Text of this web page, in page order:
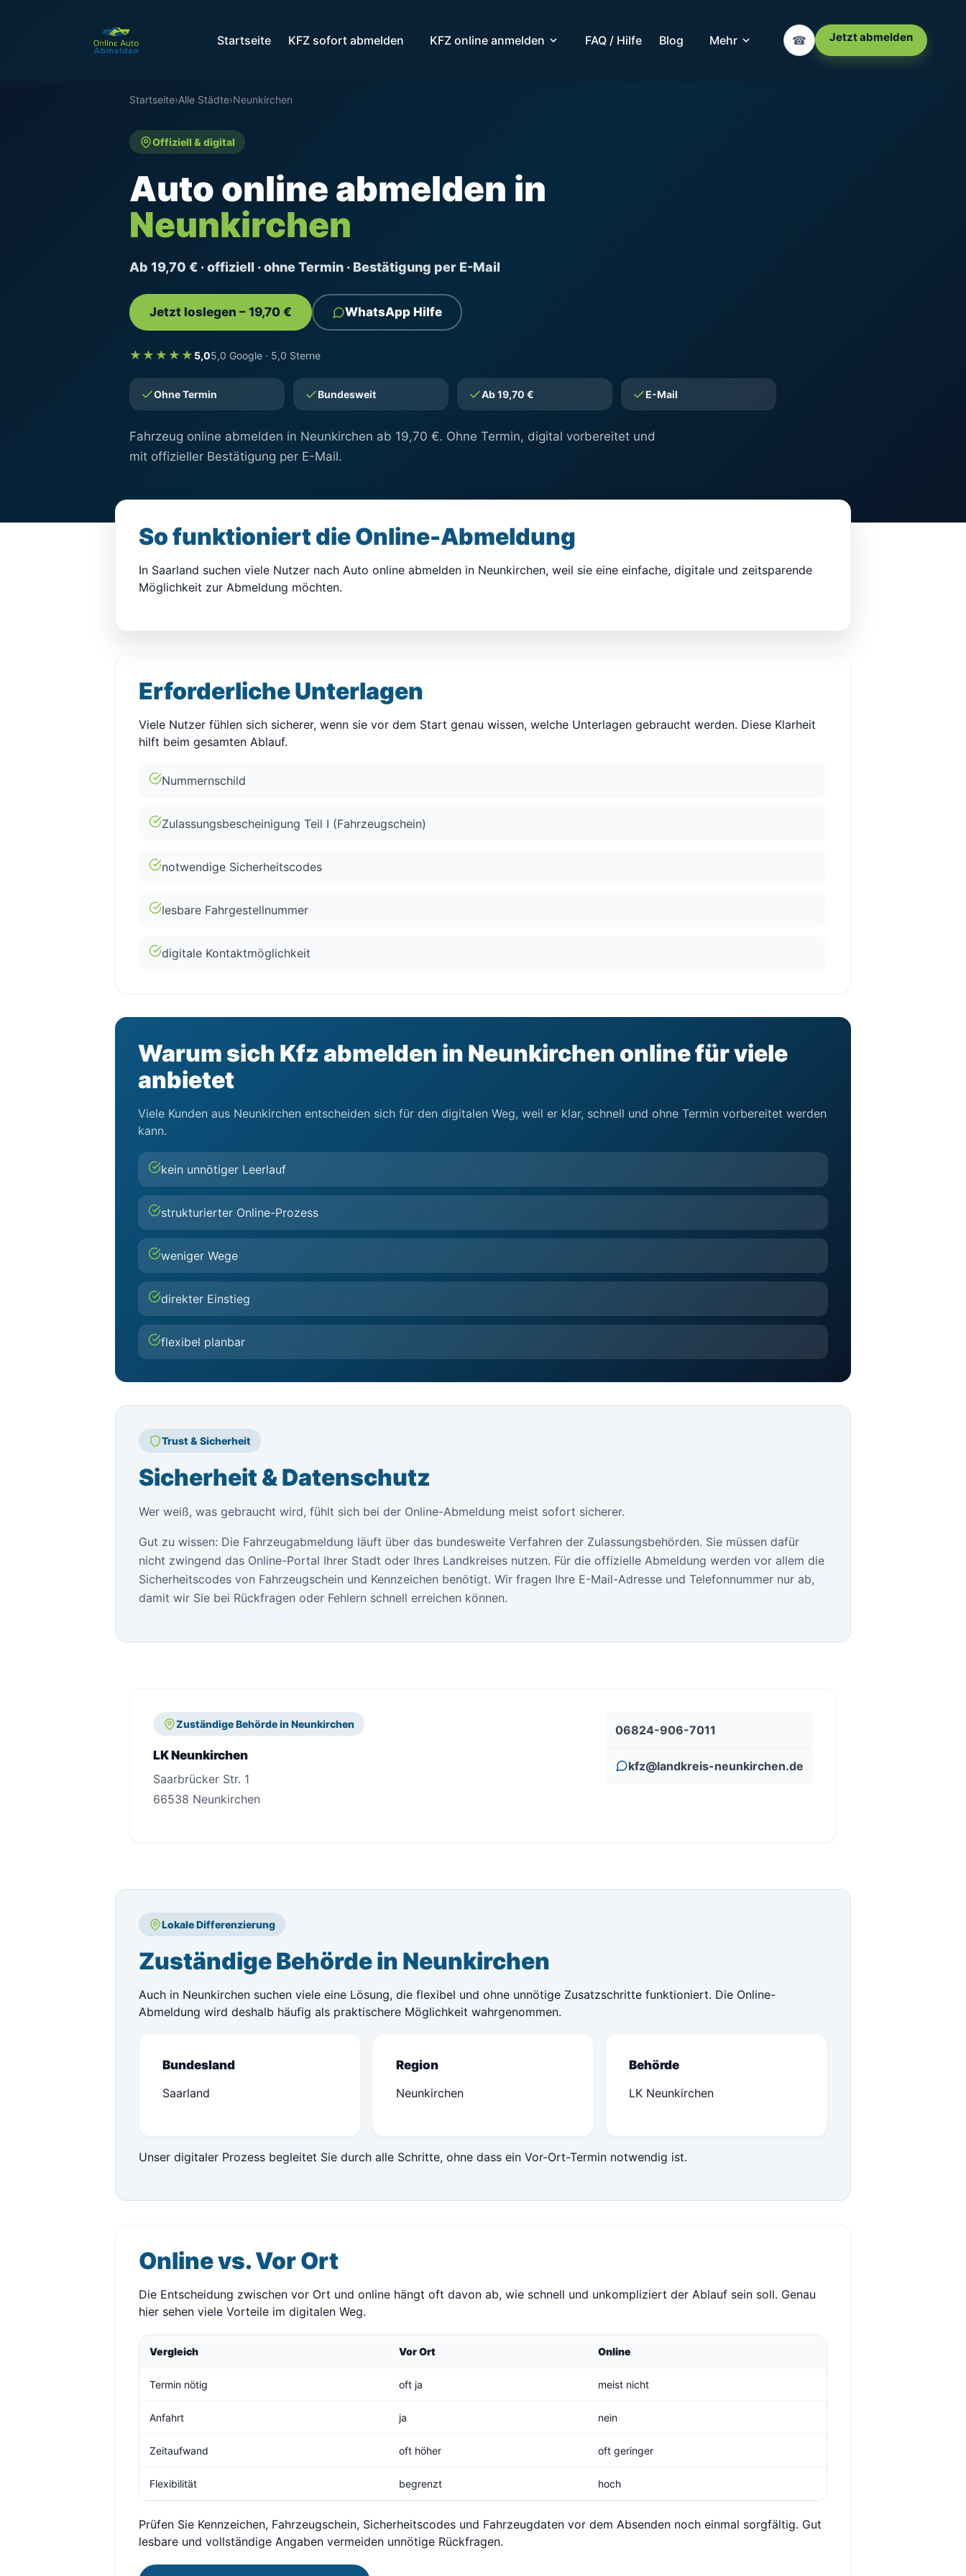
Startseite KFZ sofort abmelden KFZ online anmelden FAQ / Hilfe Blog Mehr ☎ Jetzt abmelden
Startseite›Alle Städte›Neunkirchen
Offiziell & digital
Auto online abmelden in
Neunkirchen
Ab 19,70 € · offiziell · ohne Termin · Bestätigung per E-Mail
Jetzt loslegen – 19,70 € WhatsApp Hilfe
★★★★★ 5,05,0 Google · 5,0 Sterne
Ohne Termin Bundesweit Ab 19,70 € E-Mail
Fahrzeug online abmelden in Neunkirchen ab 19,70 €. Ohne Termin, digital vorbereitet und
mit offizieller Bestätigung per E-Mail.
So funktioniert die Online-Abmeldung
In Saarland suchen viele Nutzer nach Auto online abmelden in Neunkirchen, weil sie eine einfache, digitale und zeitsparende
Möglichkeit zur Abmeldung möchten.
Erforderliche Unterlagen
Viele Nutzer fühlen sich sicherer, wenn sie vor dem Start genau wissen, welche Unterlagen gebraucht werden. Diese Klarheit
hilft beim gesamten Ablauf.
Nummernschild
Zulassungsbescheinigung Teil I (Fahrzeugschein)
notwendige Sicherheitscodes
lesbare Fahrgestellnummer
digitale Kontaktmöglichkeit
Warum sich Kfz abmelden in Neunkirchen online für viele
anbietet
Viele Kunden aus Neunkirchen entscheiden sich für den digitalen Weg, weil er klar, schnell und ohne Termin vorbereitet werden
kann.
kein unnötiger Leerlauf
strukturierter Online-Prozess
weniger Wege
direkter Einstieg
flexibel planbar
Trust & Sicherheit
Sicherheit & Datenschutz
Wer weiß, was gebraucht wird, fühlt sich bei der Online-Abmeldung meist sofort sicherer.
Gut zu wissen: Die Fahrzeugabmeldung läuft über das bundesweite Verfahren der Zulassungsbehörden. Sie müssen dafür
nicht zwingend das Online-Portal Ihrer Stadt oder Ihres Landkreises nutzen. Für die offizielle Abmeldung werden vor allem die
Sicherheitscodes von Fahrzeugschein und Kennzeichen benötigt. Wir fragen Ihre E-Mail-Adresse und Telefonnummer nur ab,
damit wir Sie bei Rückfragen oder Fehlern schnell erreichen können.
Zuständige Behörde in Neunkirchen
LK Neunkirchen
Saarbrücker Str. 1
66538 Neunkirchen
06824-906-7011
kfz@landkreis-neunkirchen.de
Lokale Differenzierung
Zuständige Behörde in Neunkirchen
Auch in Neunkirchen suchen viele eine Lösung, die flexibel und ohne unnötige Zusatzschritte funktioniert. Die Online-
Abmeldung wird deshalb häufig als praktischere Möglichkeit wahrgenommen.
Bundesland
Saarland
Region
Neunkirchen
Behörde
LK Neunkirchen
Unser digitaler Prozess begleitet Sie durch alle Schritte, ohne dass ein Vor-Ort-Termin notwendig ist.
Online vs. Vor Ort
Die Entscheidung zwischen vor Ort und online hängt oft davon ab, wie schnell und unkompliziert der Ablauf sein soll. Genau
hier sehen viele Vorteile im digitalen Weg.
Vergleich Vor Ort Online
Termin nötig oft ja meist nicht
Anfahrt ja nein
Zeitaufwand oft höher oft geringer
Flexibilität begrenzt hoch
Prüfen Sie Kennzeichen, Fahrzeugschein, Sicherheitscodes und Fahrzeugdaten vor dem Absenden noch einmal sorgfältig. Gut
lesbare und vollständige Angaben vermeiden unnötige Rückfragen.